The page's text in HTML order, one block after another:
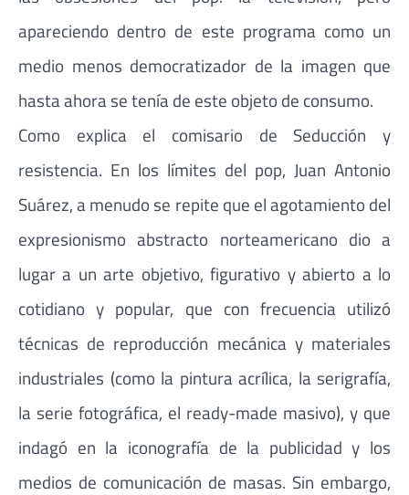
apareciendo dentro de este programa como un
medio menos democratizador de la imagen que
hasta ahora se tenía de este objeto de consumo.
Como explica el comisario de Seducción y
resistencia. En los límites del pop, Juan Antonio
Suárez, a menudo se repite que el agotamiento del
expresionismo abstracto norteamericano dio a
lugar a un arte objetivo, figurativo y abierto a lo
cotidiano y popular, que con frecuencia utilizó
técnicas de reproducción mecánica y materiales
industriales (como la pintura acrílica, la serigrafía,
la serie fotográfica, el ready-made masivo), y que
indagó en la iconografía de la publicidad y los
medios de comunicación de masas. Sin embargo,